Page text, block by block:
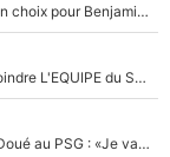
La Liga sur beIN Sports c’est terminé, DAZN a fait son choix pour Benjamin Da Silva et Omar Da Fonseca !
Raymond Domenech a posé ses conditions pour rejoindre L'EQUIPE du Soir : Il refuse de faire l'émission avec un autre chroniqueur !
Le transfert de Maghnes Akliouche menace Désiré Doué au PSG : «Je valide à 200%»